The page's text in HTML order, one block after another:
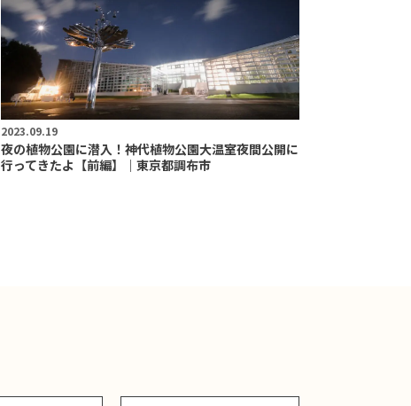
2023.09.19
夜の植物公園に潜入！神代植物公園大温室夜間公開に
行ってきたよ【前編】｜東京都調布市